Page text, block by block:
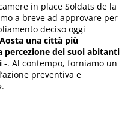
in place Soldats de la
a breve ad approvare per
deciso oggi
una città più
percezione dei suoi abitanti
-. Al contempo, forniamo un
preventiva e